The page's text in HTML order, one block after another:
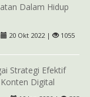
Dalam Hidup
20 Okt 2022 | 1055
Strategi Efektif
Digital